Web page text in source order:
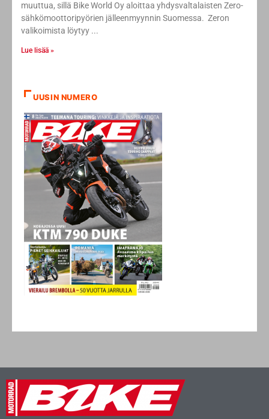
muuttua, sillä Bike World Oy aloittaa yhdysvaltalaisten Zero-
sähkömoottoripyörien jälleenmyynnin Suomessa. Zeron
valikoimista löytyy
Lue lisää »
UUSIN NUMERO